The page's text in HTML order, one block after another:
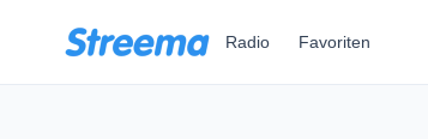
Radio Favoriten